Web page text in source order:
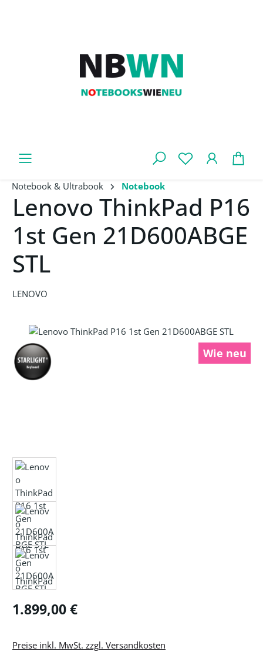
Notebook & Ultrabook Notebook
Lenovo ThinkPad P16
1st Gen 21D600ABGE
STL
LENOVO
Bildergalerie überspringen
Wie neu
Regulärer Preis:
1.899,00 €
Preise inkl. MwSt. zzgl. Versandkosten